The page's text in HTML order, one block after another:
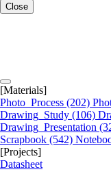
Close
[Materials]
Photo_Process (202)
Drawing_Study (106)
Drawing_Presentation
Scrapbook (542)
[Projects]
Datasheet